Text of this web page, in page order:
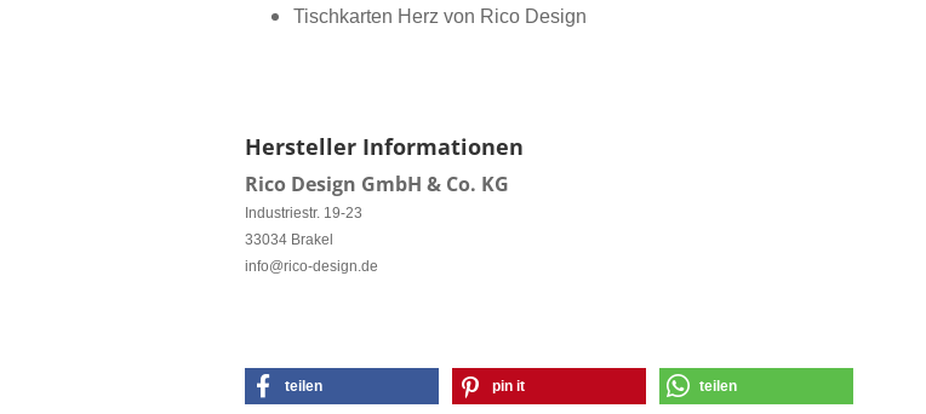
Tischkarten Herz von Rico Design
Hersteller Informationen
Rico Design GmbH & Co. KG
Industriestr. 19-23
33034 Brakel
info@rico-design.de
teilen pin it teilen